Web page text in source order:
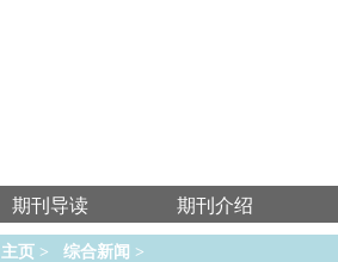
期刊导读 期刊介绍
主页 > 综合新闻 >